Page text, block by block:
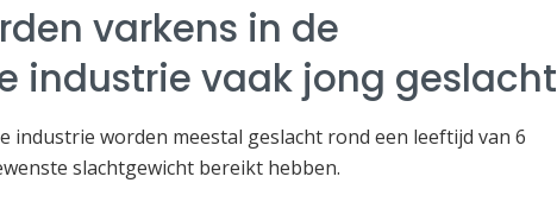
varkens in de
industrie vaak jong geslacht
industrie worden meestal geslacht rond een leeftijd van 6
slachtgewicht bereikt hebben.